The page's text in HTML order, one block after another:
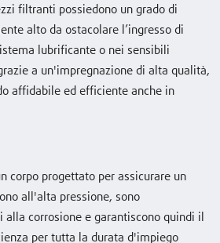
filtranti possiedono un grado di
alto da ostacolare l’ingresso di
lubrificante o nei sensibili
a un'impregnazione di alta qualità,
affidabile ed efficiente anche in
corpo progettato per assicurare un
all'alta pressione, sono
corrosione e garantiscono quindi il
per tutta la durata d'impiego